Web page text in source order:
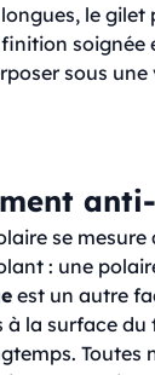
le
soignée
sous
se
: une
est un autre
la surface
Toutes